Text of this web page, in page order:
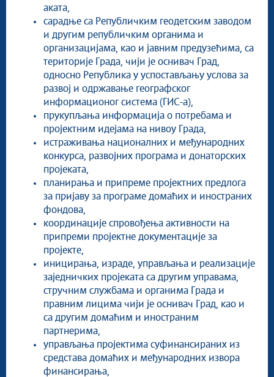
аката,
сарадње са Републичким геодетским заводом
и другим републичким органима и
организацијама, као и јавним предузећима, са
територије Града, чији је оснивач Град,
односно Република у успостављању услова за
развој и одржавање географског
информационог система (ГИС-а),
прукупљања информација о потребама и
пројектним идејама на нивоу Града,
истраживања националних и међународних
конкурса, развојних програма и донаторских
пројеката,
планирања и припреме пројектних предлога
за пријаву за програме домаћих и иностраних
фондова,
координације спровођења активности на
припреми пројектне документације за
пројекте,
иницирања, израде, управљања и реализације
заједничких пројеката са другим управама,
стручним службама и органима Града и
правним лицима чији је оснивач Град, као и
са другим домаћим и иностраним
партнерима,
управљања пројектима суфинансираних из
средстава домаћих и међународних извора
финансирања,